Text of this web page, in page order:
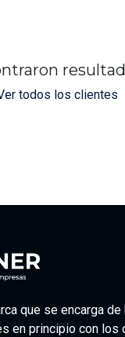
todos los clientes
que se encarga
en principio con los